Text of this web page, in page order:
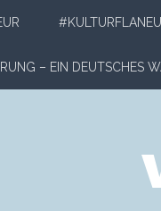
– EIN DEUTSCHES